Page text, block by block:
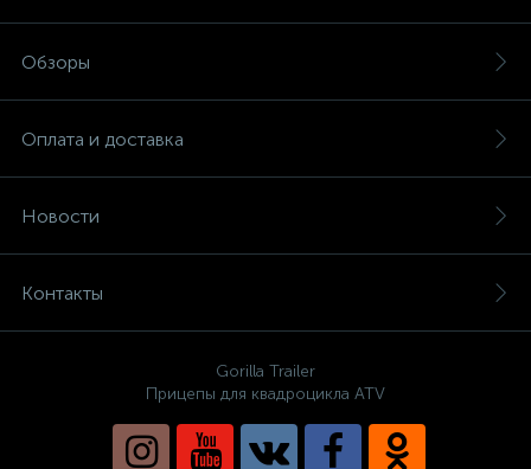
Обзоры
Оплата и доставка
Новости
Контакты
Gorilla Trailer
Прицепы для квадроцикла ATV